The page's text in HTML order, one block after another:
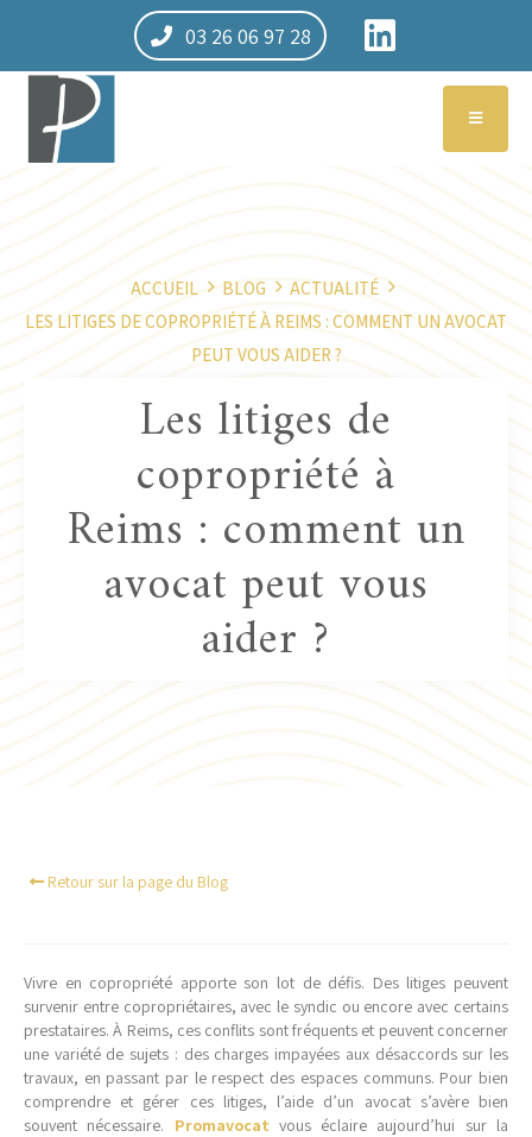
03 26 06 97 28
ACCUEIL BLOG
ACTUALITÉ
LES LITIGES DE COPROPRIÉTÉ À REIMS : COMMENT UN AVOCAT
PEUT VOUS AIDER ?
Les litiges de
copropriété à
Reims : comment un
avocat peut vous
aider ?
Retour sur la page du Blog
Vivre en copropriété apporte son lot de défis. Des litiges peuvent
survenir entre copropriétaires, avec le syndic ou encore avec certains
prestataires. À Reims, ces conflits sont fréquents et peuvent concerner
une variété de sujets : des charges impayées aux désaccords sur les
travaux, en passant par le respect des espaces communs. Pour bien
comprendre et gérer ces litiges, l’aide d’un avocat s’avère bien
souvent nécessaire. Promavocat vous éclaire aujourd’hui sur la